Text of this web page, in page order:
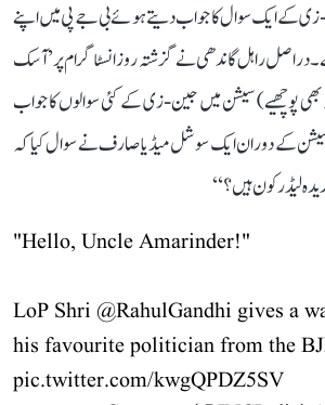
کے ایک سوال کا جواب دیتے ہوئے بی جے پی میں اپنے
ہے۔ دراصل راہل گاندھی نے گزشتہ روز انسٹاگرام پر ’آسک
پوچھیے) سیشن میں جین-زی کے کئی سوالوں کا جواب
کے دوران ایک سوشل میڈیا صارف نے سوال کیا کہ
لیڈر کون ہیں؟‘‘
"Hello, Uncle Amarinder!"
LoP Shri @RahulGandhi gives a
his favourite politician from the
pic.twitter.com/kwgQPDZ5SV